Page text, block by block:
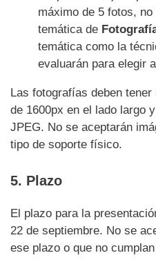
máximo de 5 fotos,
temática de
temática como la
evaluarán para elegir
Las fotografías deben
de 1600px en el lado largo
JPEG. No se aceptarán
tipo de soporte físico.
5. Plazo
El plazo para la
22 de septiembre. No se
ese plazo o que no